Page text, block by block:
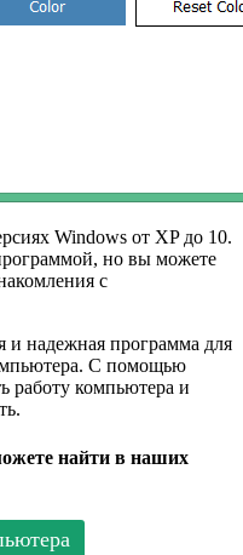
Windows от XP до 10.
но вы можете
с
и надежная программа для
С помощью
работу компьютера и
найти в наших